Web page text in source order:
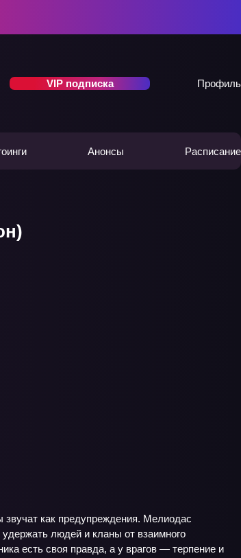
VIP подписка Профиль
Анонсы Расписание
как предупреждения. Мелиодас
людей и кланы от взаимного
есть своя правда, а у врагов — терпение и